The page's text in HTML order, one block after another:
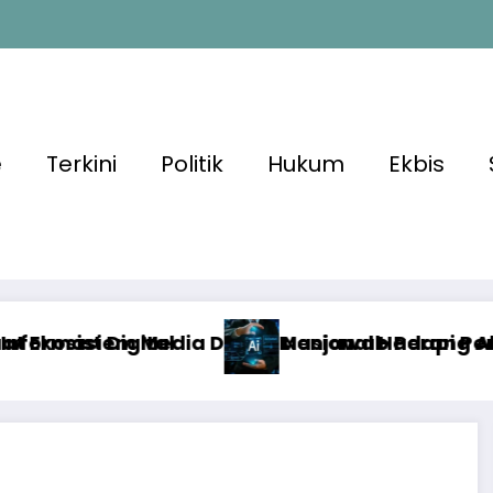
Terkini Politik Hukum Ekbis
Hadapi Perang Algoritma AI
Perang Algoritma AI dengan Etika,